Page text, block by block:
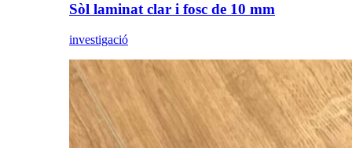
Sòl laminat clar i fosc de 10 mm
investigació